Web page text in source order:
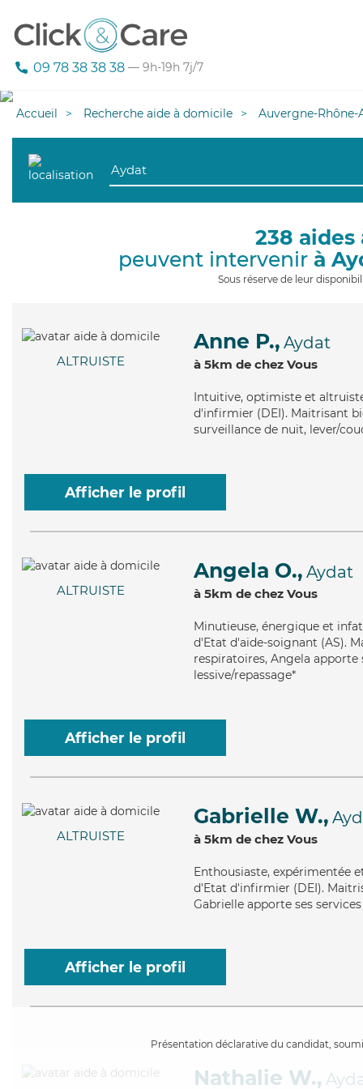
09 78 38 38 38 — 9h-19h 7j/7
Accueil Recherche aide à domicile Auvergne-Rhône-
238
peuvent intervenir à
Sous réserve de leur
ALTRUISTE
Anne P., Aydat
à 5km de chez Vous
Intuitive, optimiste et
d'infirmier (DEI). Maitrisant
surveillance de nuit, lever/
Afficher le profil
ALTRUISTE
Angela O., Aydat
à 5km de chez Vous
Minutieuse, énergique et
d'Etat d'aide-soignant (AS).
respiratoires, Angela apporte
lessive/repassage*
Afficher le profil
ALTRUISTE
Gabrielle W.,
à 5km de chez Vous
Enthousiaste, expérimentée
d'Etat d'infirmier (DEI).
Gabrielle apporte ses
Afficher le profil
Présentation déclarative du candidat,
Nathalie W.,